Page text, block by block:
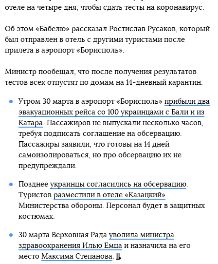
отеле на четыре дня, чтобы сдать тесты на коронавирус.
Об этом «Бабелю» рассказал Ростислав Русаков, который
был отправлен в отель с другими туристами после
прилета в аэропорт «Борисполь».
Министр пообещал, что после получения результатов
тестов всех отпустят по домам на 14-дневный карантин.
Утром 30 марта в аэропорт «Борисполь» прибыли два
эвакуационных рейса со 100 украинцами с Бали и из
Катара. Пассажиров не выпускали несколько часов,
требуя подписать соглашение на обсервацию.
Пассажиры заявили, что готовы на 14 дней
самоизолироваться, но про обсервацию их не
предупреждали.
Позднее украинцы согласились на обсервацию.
Туристов разместили в отеле «Казацкий»
Министерства обороны. Персонал будет в защитных
костюмах.
30 марта Верховная Рада уволила министра
здравоохранения Илью Емцаи назначила на его
место Максима Степанова.